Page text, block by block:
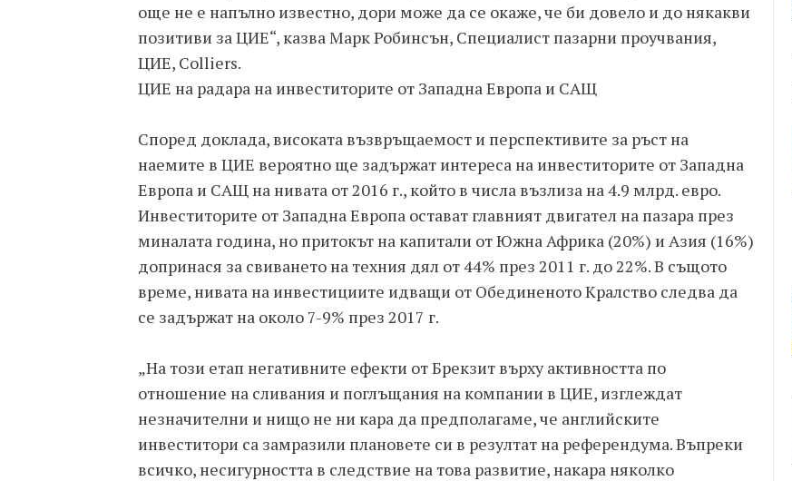
още не е напълно известно, дори може да се окаже, че би довело и до някакви
позитиви за ЦИЕ“, казва Марк Робинсън, Специалист пазарни проучвания,
ЦИЕ, Colliers.
ЦИЕ на радара на инвеститорите от Западна Европа и САЩ
Според доклада, високата възвръщаемост и перспективите за ръст на
наемите в ЦИЕ вероятно ще задържат интереса на инвеститорите от Западна
Европа и САЩ на нивата от 2016 г., който в числа възлиза на 4.9 млрд. евро.
Инвеститорите от Западна Европа остават главният двигател на пазара през
миналата година, но притокът на капитали от Южна Африка (20%) и Азия (16%)
допринася за свиването на техния дял от 44% през 2011 г. до 22%. В същото
време, нивата на инвестициите идващи от Обединеното Кралство следва да
се задържат на около 7-9% през 2017 г.
„На този етап негативните ефекти от Брекзит върху активността по
отношение на сливания и поглъщания на компании в ЦИЕ, изглеждат
незначителни и нищо не ни кара да предполагаме, че английските
инвеститори са замразили плановете си в резултат на референдума. Въпреки
всичко, несигурността в следствие на това развитие, накара няколко